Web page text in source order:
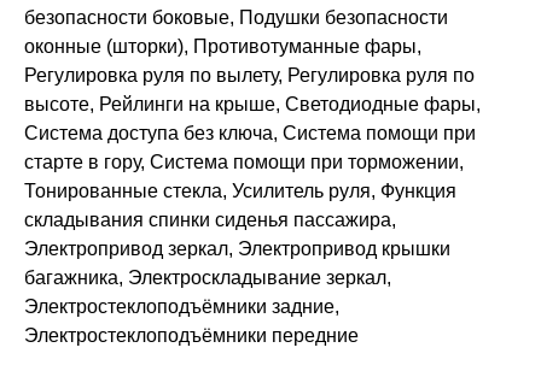
безопасности боковые, Подушки безопасности
оконные (шторки), Противотуманные фары,
Регулировка руля по вылету, Регулировка руля по
высоте, Рейлинги на крыше, Светодиодные фары,
Система доступа без ключа, Система помощи при
старте в гору, Система помощи при торможении,
Тонированные стекла, Усилитель руля, Функция
складывания спинки сиденья пассажира,
Электропривод зеркал, Электропривод крышки
багажника, Электроскладывание зеркал,
Электростеклоподъёмники задние,
Электростеклоподъёмники передние